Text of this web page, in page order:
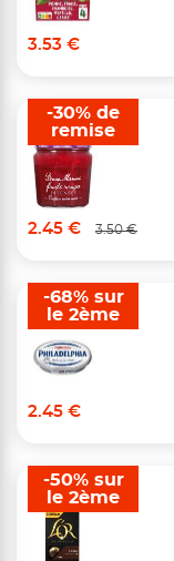
3.53 €
2.45 € 3.50 €
-30% de
remise
2.45 €
-68% sur
le 2ème
-50% sur
le 2ème